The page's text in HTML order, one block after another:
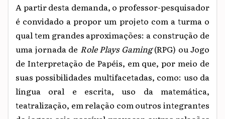
A partir desta demanda, o professor-pesquisador
é convidado a propor um projeto com a turma o
qual tem grandes aproximações: a construção de
uma jornada de Role Plays Gaming(RPG) ou Jogo
de Interpretação de Papéis, em que, por meio de
suas possibilidades multifacetadas, como: uso da
língua oral e escrita, uso da matemática,
teatralização, em relação com outros integrantes